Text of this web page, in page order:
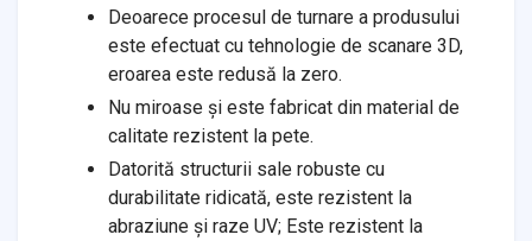
Deoarece procesul de turnare a produsului
este efectuat cu tehnologie de scanare 3D,
eroarea este redusă la zero.
Nu miroase și este fabricat din material de
calitate rezistent la pete.
Datorită structurii sale robuste cu
durabilitate ridicată, este rezistent la
abraziune și raze UV; Este rezistent la